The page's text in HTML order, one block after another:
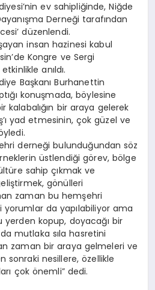
ev sahipliğinde, Niğde
Derneği tarafından
düzenlendi.
insan hazinesi kabul
Kongre ve Sergi
anıldı.
Başkanı Burhanettin
konuşmada, böylesine
kalabalığın bir araya gelerek
yad etmesinin, çok güzel ve
derneği bulunduğundan söz
üstlendiği görev, bölge
sahip çıkmak ve
gönülleri
zaman bu hemşehri
yorumlar da yapılabiliyor ama
kopup, doyacağı bir
mutlaka sıla hasretini
zaman bir araya gelmeleri ve
sonraki nesillere, özellikle
çok önemli” dedi.